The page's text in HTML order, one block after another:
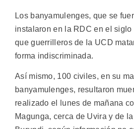
Los banyamulenges, que se
instalaron en la RDC en el siglo
que guerrilleros de la UCD
forma indiscriminada.
Así mismo, 100 civiles, en su
banyamulenges, resultaron
realizado el lunes de mañana
Magunga, cerca de Uvira y de